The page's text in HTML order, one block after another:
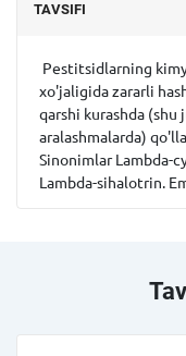
TAVSIFI
Pestitsidlarning
xo'jaligida zararli
qarshi kurashda (shu
aralashmalarda)
Sinonimlar Lambda-
Lambda-sihalotrin.